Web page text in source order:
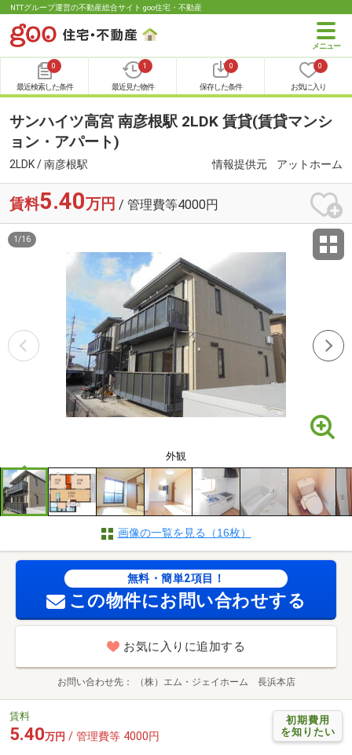
NTTグループ運営の不動産総合サイト goo住宅・不動産
0
最近検索した条件
1
最近見た物件
0
保存した条件
0
お気に入り
サンハイツ高宮 南彦根駅 2LDK 賃貸(賃貸マンシ
ョン・アパート)
2LDK / 南彦根駅 情報提供元 アットホーム
賃料5.40万円 / 管理費等4000円
外観
1 /16
画像の一覧を見る（16枚）
無料・簡単2項目！
この物件にお問い合わせする
お気に入りに追加する
お問い合わせ先 （株）エム・ジェイホーム 長浜本店
初期費用
を知りたい
賃料
5.40万円 / 管理費等 4000円